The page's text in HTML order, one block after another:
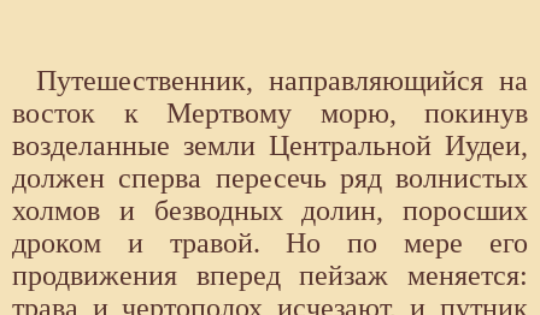
Путешественник, направляющийся на
восток к Мертвому морю, покинув
возделанные земли Центральной Иудеи,
должен сперва пересечь ряд волнистых
холмов и безводных долин, поросших
дроком и травой. Но по мере его
продвижения вперед пейзаж меняется:
трава и чертополох исчезают, и путник